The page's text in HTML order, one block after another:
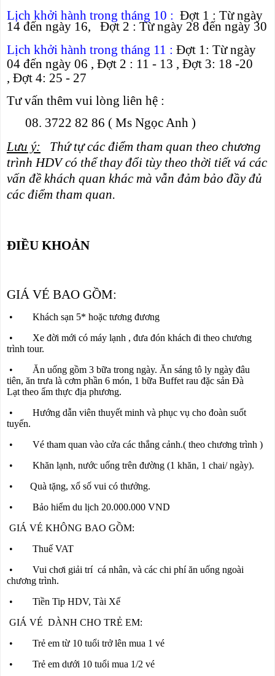
Lịch khởi hành trong tháng 10 : Đợt 1 : Từ ngày
14 đến ngày 16, Đợt 2 : Từ ngày 28 đến ngày 30
Lịch khởi hành trong tháng 11 : Đợt 1: Từ ngày
04 đến ngày 06 , Đợt 2 : 11 - 13 , Đợt 3: 18 -20
, Đợt 4: 25 - 27
Tư vấn thêm vui lòng liên hệ :
08. 3722 82 86 ( Ms Ngọc Anh )
Lưu ý: Thứ tự các điểm tham quan theo chương
trình HDV có thể thay đổi tùy theo thời tiết vá các
vấn đề khách quan khác mà vẫn đảm bảo đầy đủ
các điểm tham quan.
ĐIỀU KHOẢN
GIÁ VÉ BAO GỒM:
• Khách sạn 5* hoặc tương đương
• Xe đời mới có máy lạnh , đưa đón khách đi theo chương
trình tour.
• Ăn uống gồm 3 bữa trong ngày. Ăn sáng tô ly ngày đâu
tiên, ăn trưa là cơm phần 6 món, 1 bữa Buffet rau đặc sản Đà
Lạt theo ẩm thực địa phương.
• Hướng dẫn viên thuyết minh và phục vụ cho đoàn suốt
tuyến.
• Vé tham quan vào cửa các thắng cảnh.( theo chương trình )
• Khăn lạnh, nước uống trên đường (1 khăn, 1 chai/ ngày).
• Quà tặng, xổ số vui có thưởng.
• Bảo hiểm du lịch 20.000.000 VND
GIÁ VÉ KHÔNG BAO GỒM:
• Thuế VAT
• Vui chơi giải trí cá nhân, và các chi phí ăn uống ngoài
chương trình.
• Tiền Tip HDV, Tài Xế
GIÁ VÉ DÀNH CHO TRẺ EM:
• Trẻ em từ 10 tuổi trở lên mua 1 vé
• Trẻ em dưới 10 tuổi mua 1/2 vé